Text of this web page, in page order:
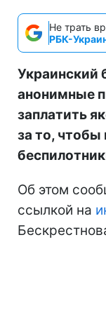
Не трать
РБК-
Украинский
анонимные
заплатить
за то, чтобы
Об этом
ссылкой на